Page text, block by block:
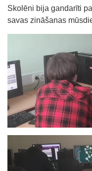
Skolēni bija gandarīti
savas zināšanas